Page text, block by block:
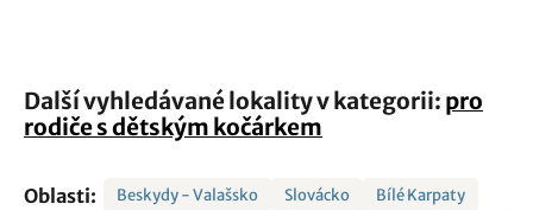
Další vyhledávané lokality v kategorii: pro
rodiče s dětským kočárkem
Oblasti: Beskydy - Valašsko Slovácko
Bílé Karpaty